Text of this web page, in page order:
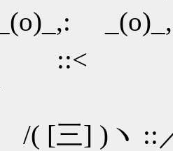
.::| ／
[三] )ヽ ::